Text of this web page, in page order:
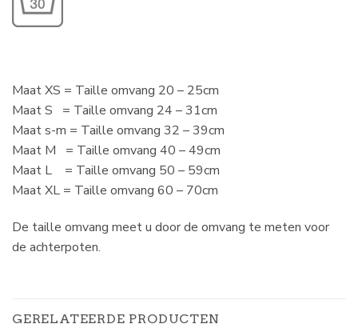
Maat XS = Taille omvang 20 – 25cm
Maat S = Taille omvang 24 – 31cm
Maat s-m = Taille omvang 32 – 39cm
Maat M = Taille omvang 40 – 49cm
Maat L = Taille omvang 50 – 59cm
Maat XL = Taille omvang 60 – 70cm
De taille omvang meet u door de omvang te meten voor
de achterpoten.
GERELATEERDE PRODUCTEN